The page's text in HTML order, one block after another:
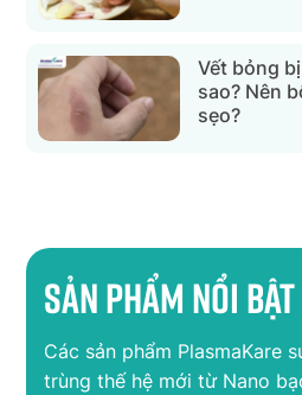
Vết bỏng
sao? Nên
sẹo?
Sản phẩm nổi bật
Các sản phẩm PlasmaKare
trùng thế hệ mới từ Nano